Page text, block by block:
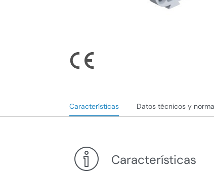
Características Datos técnicos y
Características